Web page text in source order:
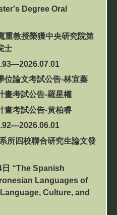
Degree Oral
重教授榮獲中央研究院第
士
位論文考試公告-林宜蓁
畫考試公告-羅星權
畫考試公告-黃柏睿
所四校聯合研究生論文發
日 “The Spanish
Languages of
Culture, and